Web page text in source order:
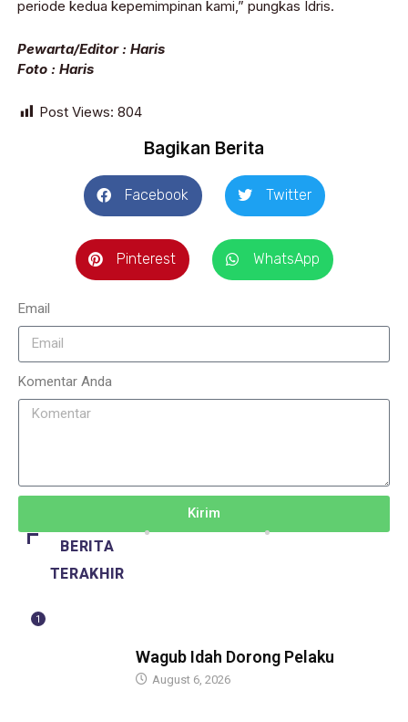
periode kedua kepemimpinan kami,” pungkas Idris.
Pewarta/Editor : Haris
Foto : Haris
Post Views: 804
Bagikan Berita
Facebook Twitter
Pinterest WhatsApp
Email
Komentar Anda
Kirim
BERITA
TERAKHIR
1
Wagub Idah Dorong Pelaku
August 6, 2026